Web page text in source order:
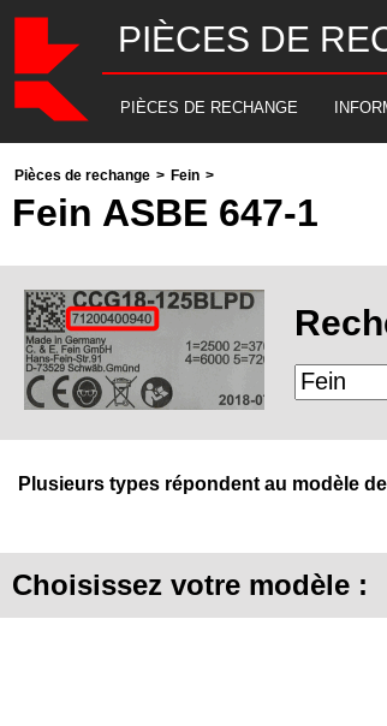
PIÈCES DE
PIÈCES DE RECHANGE
Pièces de rechange > Fein >
Fein ASBE 647-1
Plusieurs types répondent au modèle
Choisissez votre modèle :